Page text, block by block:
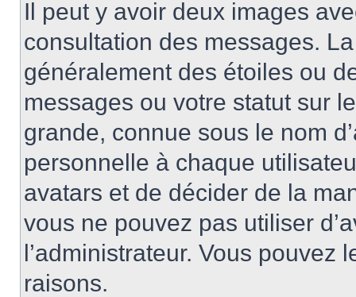
Il peut y avoir deux images
consultation des messages.
généralement des étoiles ou
messages ou votre statut sur
grande, connue sous le nom
personnelle à chaque
avatars et de décider de la
vous ne pouvez pas utiliser
l’administrateur. Vous pouvez
raisons.